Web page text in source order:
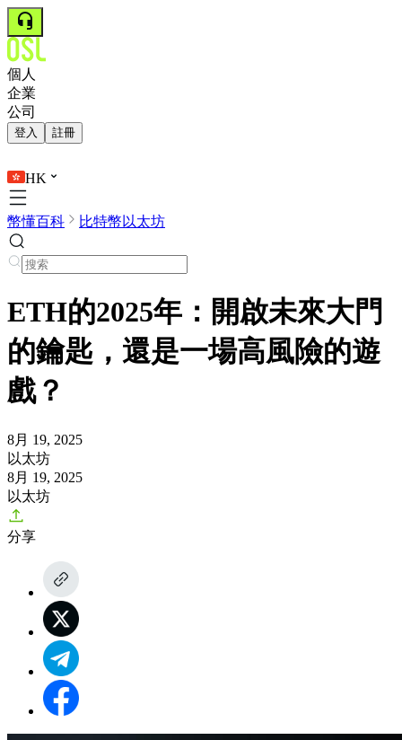
個人
企業
公司
登入 註冊
HK
幣懂百科 比特幣以太坊
ETH的2025年：開啟未來大門
的鑰匙，還是一場高風險的遊
戲？
8月 19, 2025
以太坊
8月 19, 2025
以太坊
分享